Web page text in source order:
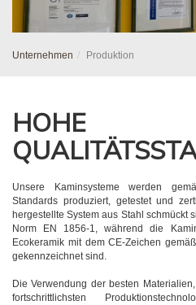
Unternehmen Produktion
HOHE
Unsere Kaminsysteme werden
Standards produziert, getestet und
hergestellte System aus Stahl schmückt
Norm EN 1856-1, während die
Ecokeramik mit dem CE-Zeichen
gekennzeichnet sind.
Die Verwendung der besten
fortschrittlichsten